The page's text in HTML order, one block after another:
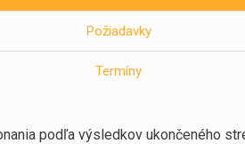
Požiadavky
Termíny
podľa výsledkov ukončeného